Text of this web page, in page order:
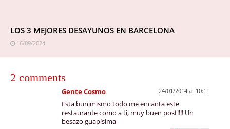
LOS 3 MEJORES DESAYUNOS EN BARCELONA
16/09/2024
2 comments
Gente Cosmo 24/01/2014 at 10:11
Esta bunimismo todo me encanta este
restaurante como a ti, muy buen post!!!! Un
besazo guapísima